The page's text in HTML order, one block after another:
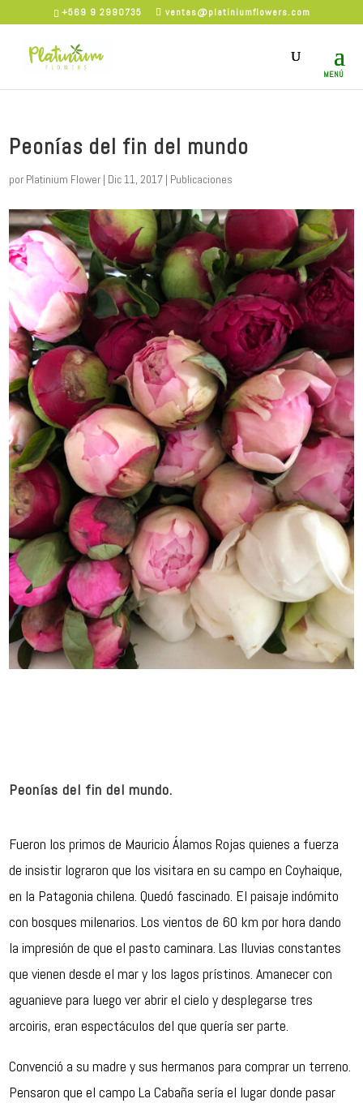
+569 9 2990735 ventas@platiniumflowers.com
Peonías del fin del mundo
por Platinium Flower | Dic 11, 2017 | Publicaciones
Peonías del fin del mundo.
Fueron los primos de Mauricio Álamos Rojas quienes a fuerza
de insistir lograron que los visitara en su campo en Coyhaique,
en la Patagonia chilena. Quedó fascinado. El paisaje indómito
con bosques milenarios. Los vientos de 60 km por hora dando
la impresión de que el pasto caminara. Las lluvias constantes
que vienen desde el mar y los lagos prístinos. Amanecer con
aguanieve para luego ver abrir el cielo y desplegarse tres
arcoiris, eran espectáculos del que quería ser parte.
Convenció a su madre y sus hermanos para comprar un terreno.
Pensaron que el campo La Cabaña sería el lugar donde pasar